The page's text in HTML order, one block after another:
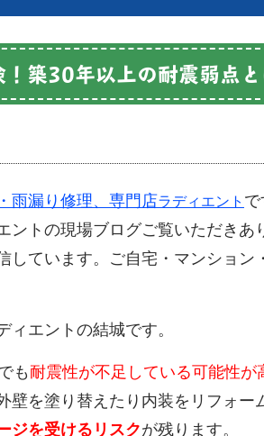
築30年以上の耐震弱点と
雨漏り修理、専門店ラディエント
トの現場ブログご覧いただきあ
ています。ご自宅・マンション
エントの結城です。
も 耐震性が不足している可能性が
を塗り替えたり内装をリフォー
ジを受けるリスクが残ります。